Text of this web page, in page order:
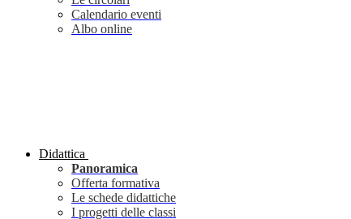
Calendario eventi
Albo online
Didattica
Panoramica
Offerta formativa
Le schede didattiche
I progetti delle classi